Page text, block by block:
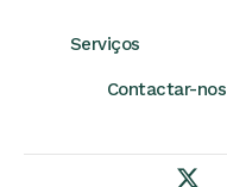
Serviços
Contactar-nos